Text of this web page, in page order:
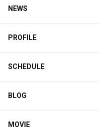
NEWS
PROFILE
SCHEDULE
BLOG
MOVIE